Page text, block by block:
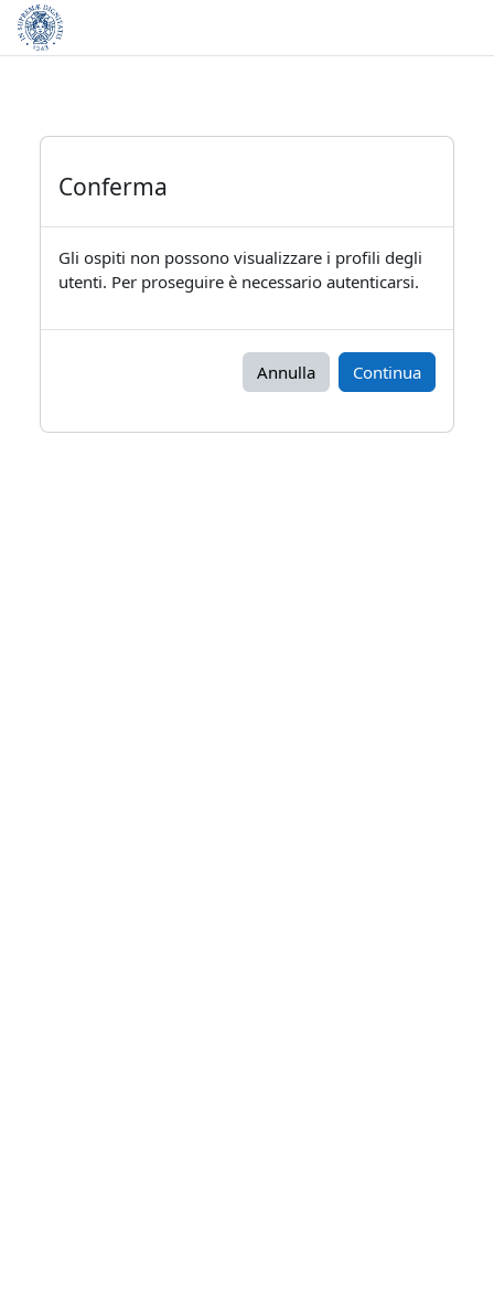
Vai al contenuto principale
Conferma
Gli ospiti non possono visualizzare i profili degli
utenti. Per proseguire è necessario autenticarsi.
Annulla Continua